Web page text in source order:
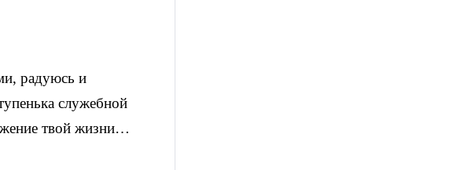
радуюсь и
служебной
твой жизни…